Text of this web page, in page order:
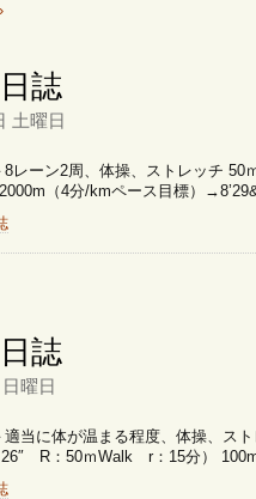
誌
土曜日
ーン2周、体操、ストレッチ 50
（4分/kmペース目標）
誌
曜日
当に体が温まる程度、体操、ス
R：50ｍWalk r：15分）